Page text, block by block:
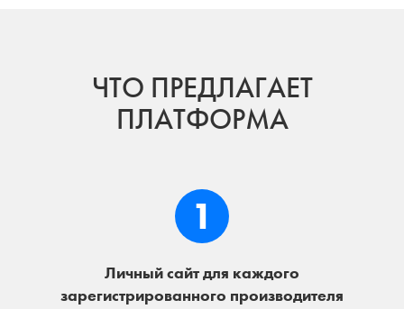
ЧТО ПРЕДЛАГАЕТ
ПЛАТФОРМА
1
Личный сайт для каждого
зарегистрированного производителя